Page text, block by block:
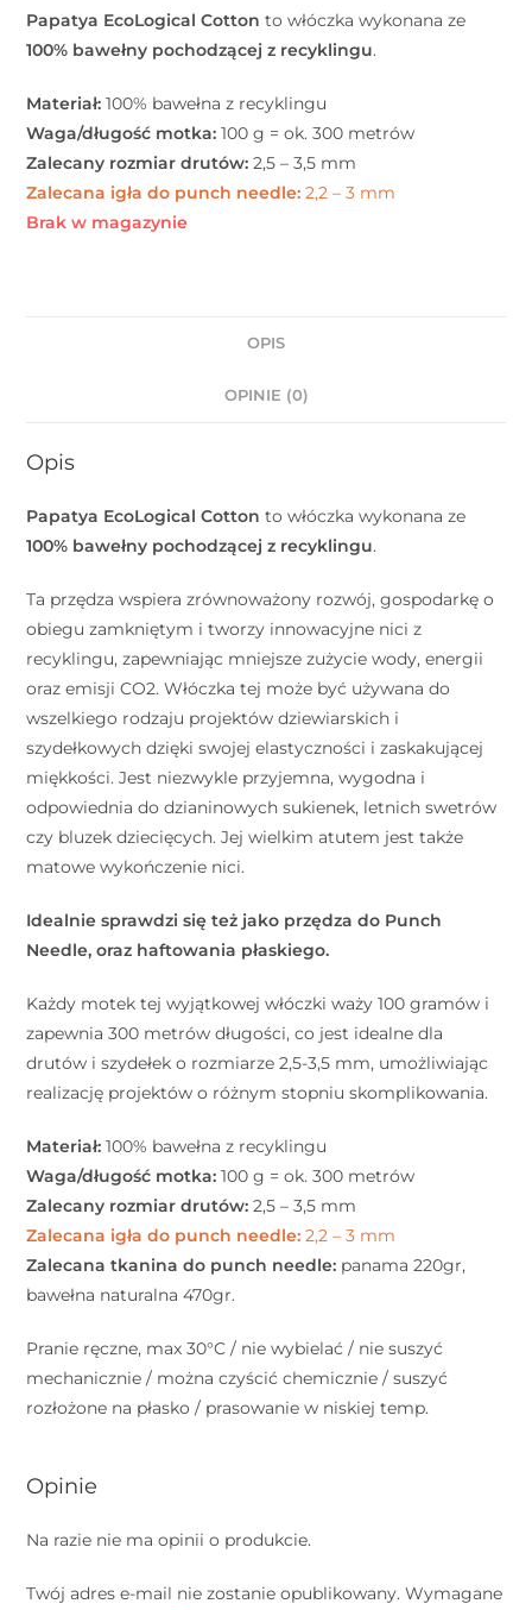
Papatya EcoLogical Cotton to włóczka wykonana ze
100% bawełny pochodzącej z recyklingu.
Materiał: 100% bawełna z recyklingu
Waga/długość motka: 100 g = ok. 300 metrów
Zalecany rozmiar drutów: 2,5 – 3,5 mm
Zalecana igła do punch needle: 2,2 – 3 mm
Brak w magazynie
OPIS
OPINIE (0)
Opis
Papatya EcoLogical Cotton to włóczka wykonana ze
100% bawełny pochodzącej z recyklingu.
Ta przędza wspiera zrównoważony rozwój, gospodarkę o
obiegu zamkniętym i tworzy innowacyjne nici z
recyklingu, zapewniając mniejsze zużycie wody, energii
oraz emisji CO2. Włóczka tej może być używana do
wszelkiego rodzaju projektów dziewiarskich i
szydełkowych dzięki swojej elastyczności i zaskakującej
miękkości. Jest niezwykle przyjemna, wygodna i
odpowiednia do dzianinowych sukienek, letnich swetrów
czy bluzek dziecięcych. Jej wielkim atutem jest także
matowe wykończenie nici.
Idealnie sprawdzi się też jako przędza do Punch
Needle, oraz haftowania płaskiego.
Każdy motek tej wyjątkowej włóczki waży 100 gramów i
zapewnia 300 metrów długości, co jest idealne dla
drutów i szydełek o rozmiarze 2,5-3,5 mm, umożliwiając
realizację projektów o różnym stopniu skomplikowania.
Materiał: 100% bawełna z recyklingu
Waga/długość motka: 100 g = ok. 300 metrów
Zalecany rozmiar drutów: 2,5 – 3,5 mm
Zalecana igła do punch needle: 2,2 – 3 mm
Zalecana tkanina do punch needle: panama 220gr,
bawełna naturalna 470gr.
Pranie ręczne, max 30°C / nie wybielać / nie suszyć
mechanicznie / można czyścić chemicznie / suszyć
rozłożone na płasko / prasowanie w niskiej temp.
Opinie
Na razie nie ma opinii o produkcie.
Twój adres e-mail nie zostanie opublikowany. Wymagane